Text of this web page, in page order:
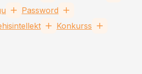
Password
Konkurss